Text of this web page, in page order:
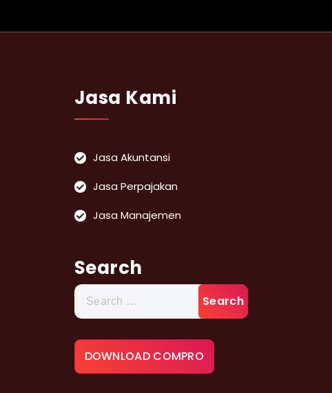
Jasa Kami
Jasa Akuntansi
Jasa Perpajakan
Jasa Manajemen
Search
Search
for:
DOWNLOAD COMPRO